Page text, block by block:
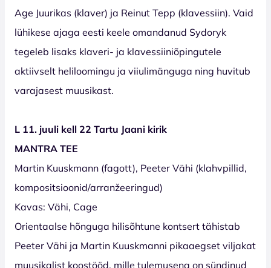
Age Juurikas (klaver) ja Reinut Tepp (klavessiin). Vaid
lühikese ajaga eesti keele omandanud Sydoryk
tegeleb lisaks klaveri- ja klavessiiniõpingutele
aktiivselt heliloomingu ja viiulimänguga ning huvitub
varajasest muusikast.
L 11. juuli kell 22 Tartu Jaani kirik
MANTRA TEE
Martin Kuuskmann (fagott), Peeter Vähi (klahvpillid,
kompositsioonid/arranžeeringud)
Kavas: Vähi, Cage
Orientaalse hõnguga hilisõhtune kontsert tähistab
Peeter Vähi ja Martin Kuuskmanni pikaaegset viljakat
muusikalist koostööd, mille tulemusena on sündinud